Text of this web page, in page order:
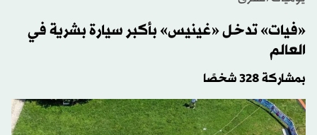
«فيات» تدخل «غينيس» بأكبر سيارة بشرية في
العالم
بمشاركة 328 شخصًا